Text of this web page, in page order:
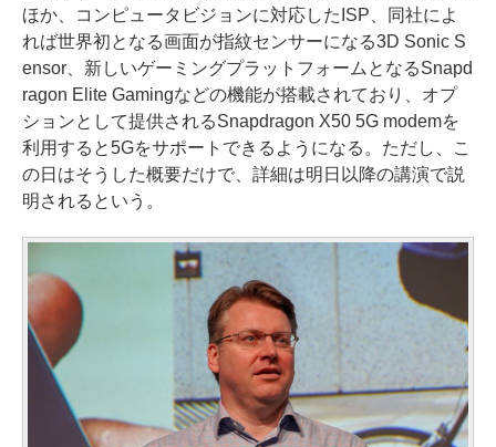
ほか、コンピュータビジョンに対応したISP、同社によ
れば世界初となる画面が指紋センサーになる3D Sonic S
ensor、新しいゲーミングプラットフォームとなるSnapd
ragon Elite Gamingなどの機能が搭載されており、オプ
ションとして提供されるSnapdragon X50 5G modemを
利用すると5Gをサポートできるようになる。ただし、こ
の日はそうした概要だけで、詳細は明日以降の講演で説
明されるという。